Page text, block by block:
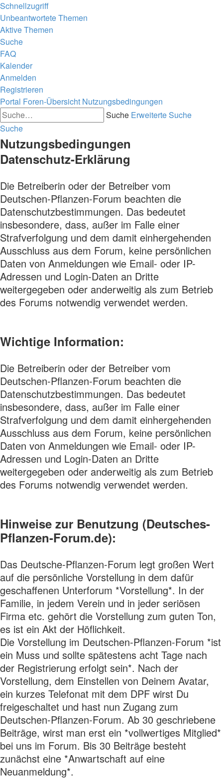
Schnellzugriff
Unbeantwortete Themen
Aktive Themen
Suche
FAQ
Kalender
Anmelden
Registrieren
Portal Foren-Übersicht Nutzungsbedingungen
Suche Erweiterte Suche
Suche
Nutzungsbedingungen
Datenschutz-Erklärung
Die Betreiberin oder der Betreiber vom
Deutschen-Pflanzen-Forum beachten die
Datenschutzbestimmungen. Das bedeutet
insbesondere, dass, außer im Falle einer
Strafverfolgung und dem damit einhergehenden
Ausschluss aus dem Forum, keine persönlichen
Daten von Anmeldungen wie Email- oder IP-
Adressen und Login-Daten an Dritte
weitergegeben oder anderweitig als zum Betrieb
des Forums notwendig verwendet werden.
Wichtige Information:
Die Betreiberin oder der Betreiber vom
Deutschen-Pflanzen-Forum beachten die
Datenschutzbestimmungen. Das bedeutet
insbesondere, dass, außer im Falle einer
Strafverfolgung und dem damit einhergehenden
Ausschluss aus dem Forum, keine persönlichen
Daten von Anmeldungen wie Email- oder IP-
Adressen und Login-Daten an Dritte
weitergegeben oder anderweitig als zum Betrieb
des Forums notwendig verwendet werden.
Hinweise zur Benutzung (Deutsches-
Pflanzen-Forum.de):
Das Deutsche-Pflanzen-Forum legt großen Wert
auf die persönliche Vorstellung in dem dafür
geschaffenen Unterforum *Vorstellung*. In der
Familie, in jedem Verein und in jeder seriösen
Firma etc. gehört die Vorstellung zum guten Ton,
es ist ein Akt der Höflichkeit.
Die Vorstellung im Deutschen-Pflanzen-Forum *ist
ein Muss und sollte spätestens acht Tage nach
der Registrierung erfolgt sein*. Nach der
Vorstellung, dem Einstellen von Deinem Avatar,
ein kurzes Telefonat mit dem DPF wirst Du
freigeschaltet und hast nun Zugang zum
Deutschen-Pflanzen-Forum. Ab 30 geschriebene
Beiträge, wirst man erst ein *vollwertiges Mitglied*
bei uns im Forum. Bis 30 Beiträge besteht
zunächst eine *Anwartschaft auf eine
Neuanmeldung*.